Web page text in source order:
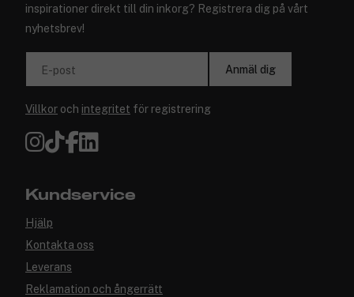
inspirationer direkt till din inkorg? Registrera dig på vårt
nyhetsbrev!
E-post Anmäl dig
Villkor och integritet för registrering
Kundservice
Hjälp
Kontakta oss
Leverans
Reklamation och ångerrätt